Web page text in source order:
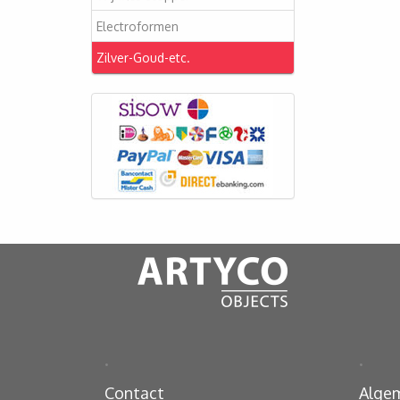
Electroformen
Zilver-Goud-etc.
.
Contact
.